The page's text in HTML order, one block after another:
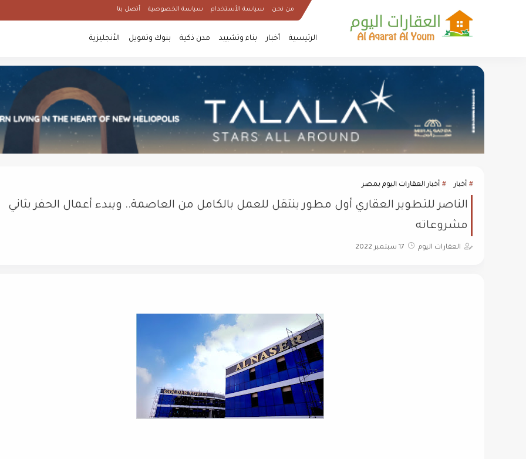
من نحن سياسة الأستخدام سياسة الخصوصية أتصل بنا
الرئيسية أخبار بناء وتشييد مدن ذكية بنوك وتمويل الأنجليزية
أخبار أخبار العقارات اليوم بمصر
الناصر للتطوير العقاري أول مطور ينتقل للعمل بالكامل من العاصمة.. ويبدء أعمال الحفر بثاني
مشروعاته
العقارات اليوم 17 سبتمبر 2022